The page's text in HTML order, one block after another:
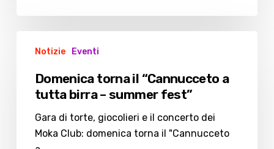
torna
“Cannucceto
tutta
birra
Notizie Eventi
Domenica torna il “Cannucceto a
tutta birra – summer fest”
Gara di torte, giocolieri e il concerto dei
Moka Club: domenica torna il "Cannucceto